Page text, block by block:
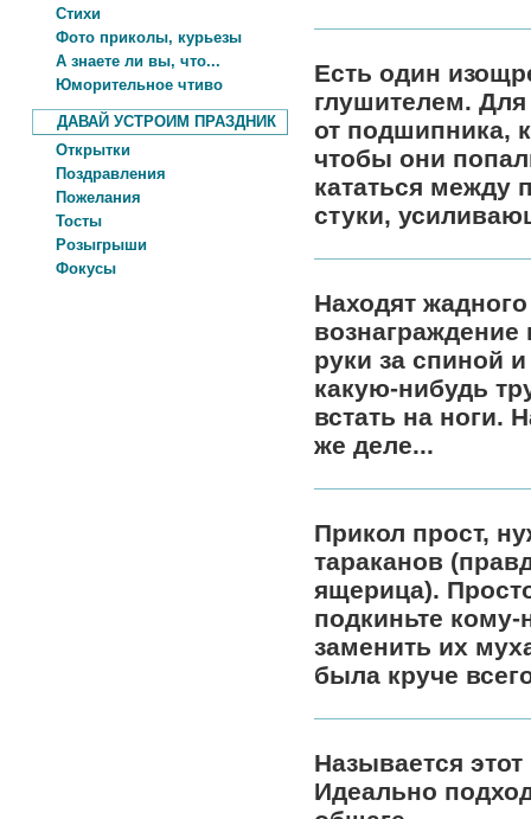
Стихи
Фото приколы, курьезы
А знаете ли вы, что...
Юморительное чтиво
ДАВАЙ УСТРОИМ ПРАЗДНИК
Открытки
Поздравления
Пожелания
Тосты
Розыгрыши
Фокусы
Есть один
глушителем.
от подшипника,
чтобы они
кататься между
стуки,
Находят
руки за спиной
какую-нибудь
встать на ноги.
же деле...
Прикол прост,
тараканов
ящерица).
подкиньте
заменить их
была круче
Называется
Идеально